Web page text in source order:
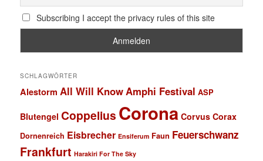
Subscribing I accept the privacy rules of this site
SCHLAGWÖRTER
Alestorm All Will KnowAmphi Festival ASP
Blutengel Coppelius Corona Corvus Corax
Dornenreich Eisbrecher Ensiferum Faun Feuerschwanz
Frankfurt Harakiri For The Sky